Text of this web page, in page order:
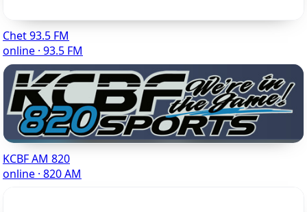
Chet 93.5 FM
online · 93.5 FM
KCBF AM 820
online · 820 AM